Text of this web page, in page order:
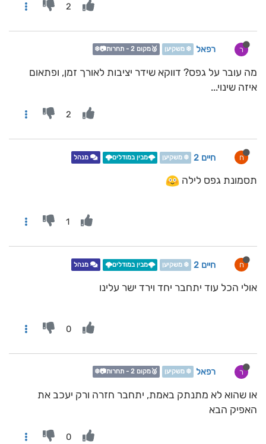
2
ר רפאל ❄️ משקיען 🥈מקום 2 - תחרות📷❄️
מה עובר על גפס? דווקא שידר יציבות לאורך זמן, ופתאום
איזה שינוי...
2
ח חיים 2 ❄️ משקיען 🌩️מבין במודלים🌩️ מנהל
תסמונת גפס לילה
1
ח חיים 2 ❄️ משקיען 🌩️מבין במודלים🌩️ מנהל
אולי הכל עוד יתחבר יחד וירד ישר עלינו
0
ר רפאל ❄️ משקיען 🥈מקום 2 - תחרות📷❄️
או שהוא לא מתנתק באמת, יתחבר חזרה ורק יעכב את
האפיק הבא
0